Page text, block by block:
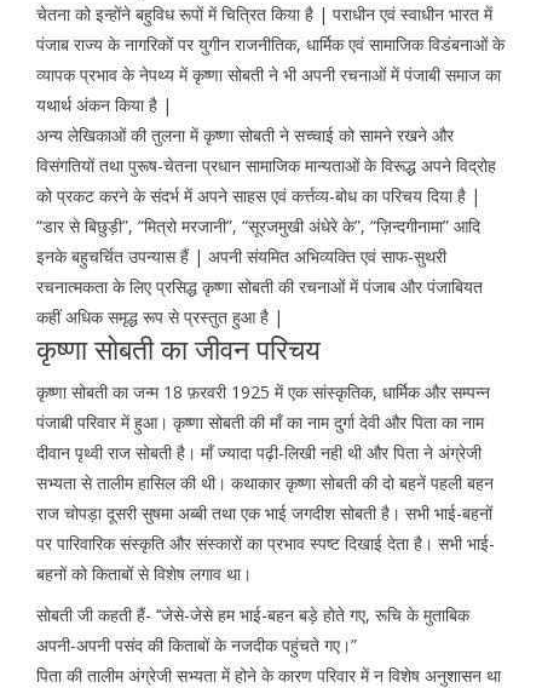
चेतना को इन्होंने बहुविध रूपों में चित्रित किया है | पराधीन एवं स्वाधीन भारत में
पंजाब राज्य के नागरिकों पर युगीन राजनीतिक, धार्मिक एवं सामाजिक विडंबनाओं के
व्यापक प्रभाव के नेपथ्य में कृष्णा सोबती ने भी अपनी रचनाओं में पंजाबी समाज का
यथार्थ अंकन किया है |
अन्य लेखिकाओं की तुलना में कृष्णा सोबती ने सच्चाई को सामने रखने और
विसंगतियों तथा पुरूष-चेतना प्रधान सामाजिक मान्यताओं के विरूद्ध अपने विद्रोह
को प्रकट करने के संदर्भ में अपने साहस एवं कर्त्तव्य-बोध का परिचय दिया है |
“डार से बिछुड़ी”, “मित्रो मरजानी”, “सूरजमुखी अंधेरे के”, “ज़िन्दगीनामा” आदि
इनके बहुचर्चित उपन्यास हैं | अपनी संयमित अभिव्यक्ति एवं साफ-सुथरी
रचनात्मकता के लिए प्रसिद्ध कृष्णा सोबती की रचनाओं में पंजाब और पंजाबियत
कहीं अधिक समृद्ध रूप से प्रस्तुत हुआ है |
कृष्णा सोबती का जीवन परिचय
कृष्णा सोबती का जन्म 18 फ़रवरी 1925 में एक सांस्कृतिक, धार्मिक और सम्पन्न
पंजाबी परिवार में हुआ। कृष्णा सोबती की माँ का नाम दुर्गा देवी और पिता का नाम
दीवान पृथ्वी राज सोबती है। माँ ज्यादा पढ़ी-लिखी नही थी और पिता ने अंग्रेजी
सभ्यता से तालीम हासिल की थी। कथाकार कृष्णा सोबती की दो बहनें पहली बहन
राज चोपड़ा दूसरी सुषमा अब्बी तथा एक भाई जगदीश सोबती है। सभी भाई-बहनों
पर पारिवारिक संस्कृति और संस्कारों का प्रभाव स्पष्ट दिखाई देता है। सभी भाई-
बहनों को किताबों से विशेष लगाव था।
सोबती जी कहती हैं- ‘‘जेसे-जेसे हम भाई-बहन बड़े होते गए, रूचि के मुताबिक
अपनी-अपनी पसंद की किताबों के नजदीक पहुंचते गए।”
पिता की तालीम अंग्रेजी सभ्यता में होने के कारण परिवार में न विशेष अनुशासन था